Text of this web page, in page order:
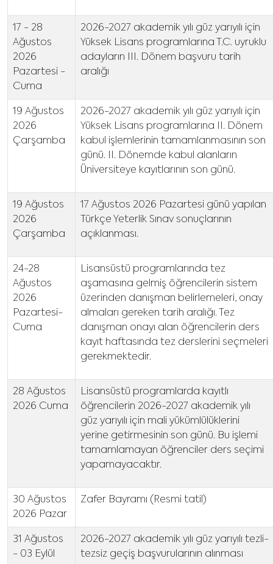
17 - 28
Ağustos
2026
Pazartesi -
Cuma
2026-2027 akademik yılı güz yarıyılı için
Yüksek Lisans programlarına T.C. uyruklu
adayların III. Dönem başvuru tarih
aralığı
19 Ağustos
2026
Çarşamba
2026-2027 akademik yılı güz yarıyılı için
Yüksek Lisans programlarına II. Dönem
kabul işlemlerinin tamamlanmasının son
günü. II. Dönemde kabul alanların
Üniversiteye kayıtlarının son günü.
19 Ağustos
2026
Çarşamba
17 Ağustos 2026 Pazartesi günü yapılan
Türkçe Yeterlik Sınav sonuçlarının
açıklanması.
24-28
Ağustos
2026
Pazartesi-
Cuma
Lisansüstü programlarında tez
aşamasına gelmiş öğrencilerin sistem
üzerinden danışman belirlemeleri, onay
almaları gereken tarih aralığı. Tez
danışman onayı alan öğrencilerin ders
kayıt haftasında tez derslerini seçmeleri
gerekmektedir.
28 Ağustos
2026 Cuma
Lisansüstü programlarda kayıtlı
öğrencilerin 2026-2027 akademik yılı
güz yarıyılı için mali yükümlülüklerini
yerine getirmesinin son günü. Bu işlemi
tamamlamayan öğrenciler ders seçimi
yapamayacaktır.
30 Ağustos
2026 Pazar
Zafer Bayramı (Resmi tatil)
31 Ağustos
- 03 Eylül
2026-2027 akademik yılı güz yarıyılı tezli-
tezsiz geçiş başvurularının alınması